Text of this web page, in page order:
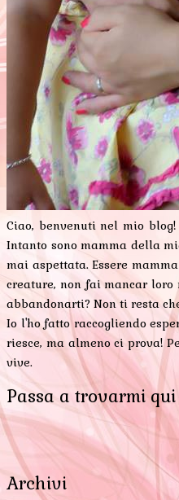
Ciao, benvenuti nel mio
Intanto sono mamma della
mai aspettata. Essere
creature, non fai mancar
abbandonarti? Non ti resta
Io l'ho fatto raccogliendo
riesce, ma almeno ci prova!
vive.
Passa a trovarmi qui
Archivi